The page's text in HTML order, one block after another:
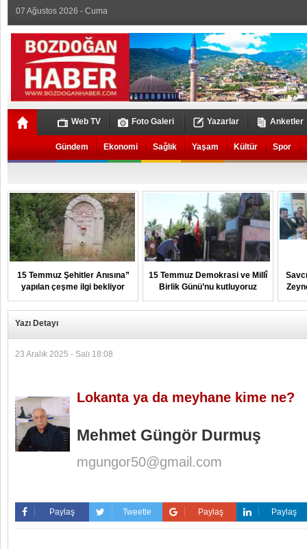
07 Ağustos 2026 - Cuma
Web TV Foto Galeri Yazarlar Anketler
Gündem Ekonomi Sağlık Yaşam Kültür Spor
15 Temmuz Şehitler Anısına”
yapılan çeşme ilgi bekliyor
15 Temmuz Demokrasi ve Millî
Birlik Günü’nu kutluyoruz
Yazı Detayı
23 Aralık 2025 - Salı 18:08
Lokanta ya da meyhane kime ne?
Mehmet Güngör Durmuş
mgungor50@gmail.com
Paylaş Tweetle Paylaş Paylaş